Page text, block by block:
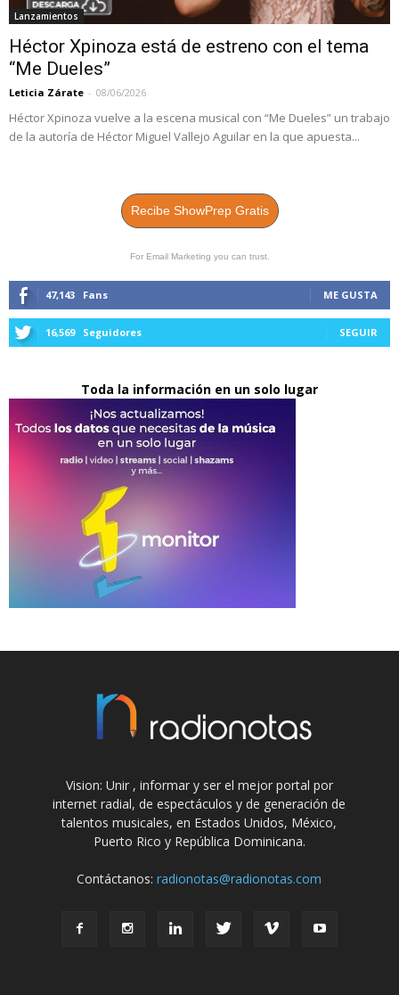
Lanzamientos
Héctor Xpinoza está de estreno con el tema
“Me Dueles”
Leticia Zárate - 08/06/2026
Héctor Xpinoza vuelve a la escena musical con “Me Dueles” un trabajo
de la autoría de Héctor Miguel Vallejo Aguilar en la que apuesta...
Recibe ShowPrep Gratis
For Email Marketing you can trust.
47,143 Fans ME GUSTA
16,569 Seguidores SEGUIR
Toda la información en un solo lugar
Vision: Unir , informar y ser el mejor portal por
internet radial, de espectáculos y de generación de
talentos musicales, en Estados Unidos, México,
Puerto Rico y República Dominicana.
Contáctanos:radionotas@radionotas.com